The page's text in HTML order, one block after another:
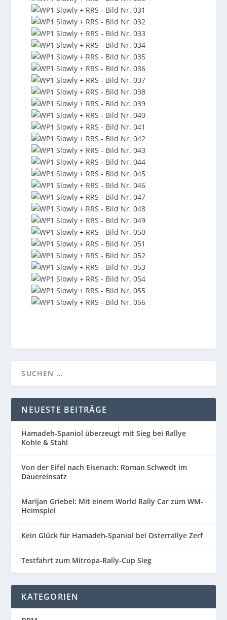
NEUESTE BEITRÄGE
Hamadeh-Spaniol überzeugt mit Sieg bei Rallye
Kohle & Stahl
Von der Eifel nach Eisenach: Roman Schwedt im
Dauereinsatz
Marijan Griebel: Mit einem World Rally Car zum WM-
Heimspiel
Kein Glück für Hamadeh-Spaniol bei Osterrallye Zerf
Testfahrt zum Mitropa-Rally-Cup Sieg
KATEGORIEN